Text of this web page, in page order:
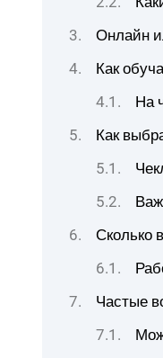
Онлайн
Как
На
Как
Сколько
Частые